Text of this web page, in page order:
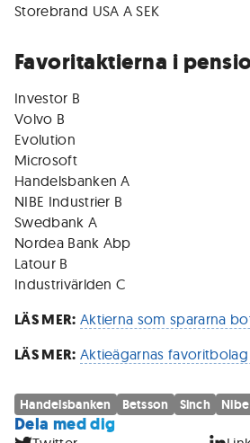
Storebrand USA A SEK
Favoritaktierna i
Investor B
Volvo B
Evolution
Microsoft
Handelsbanken A
NIBE Industrier B
Swedbank A
Nordea Bank Abp
Latour B
Industrivärlden C
LÄS MER: Aktierna som spararna
LÄS MER: Aktieägarnas favoritbolag
Handelsbanken Betsson Sinch
Dela med dig